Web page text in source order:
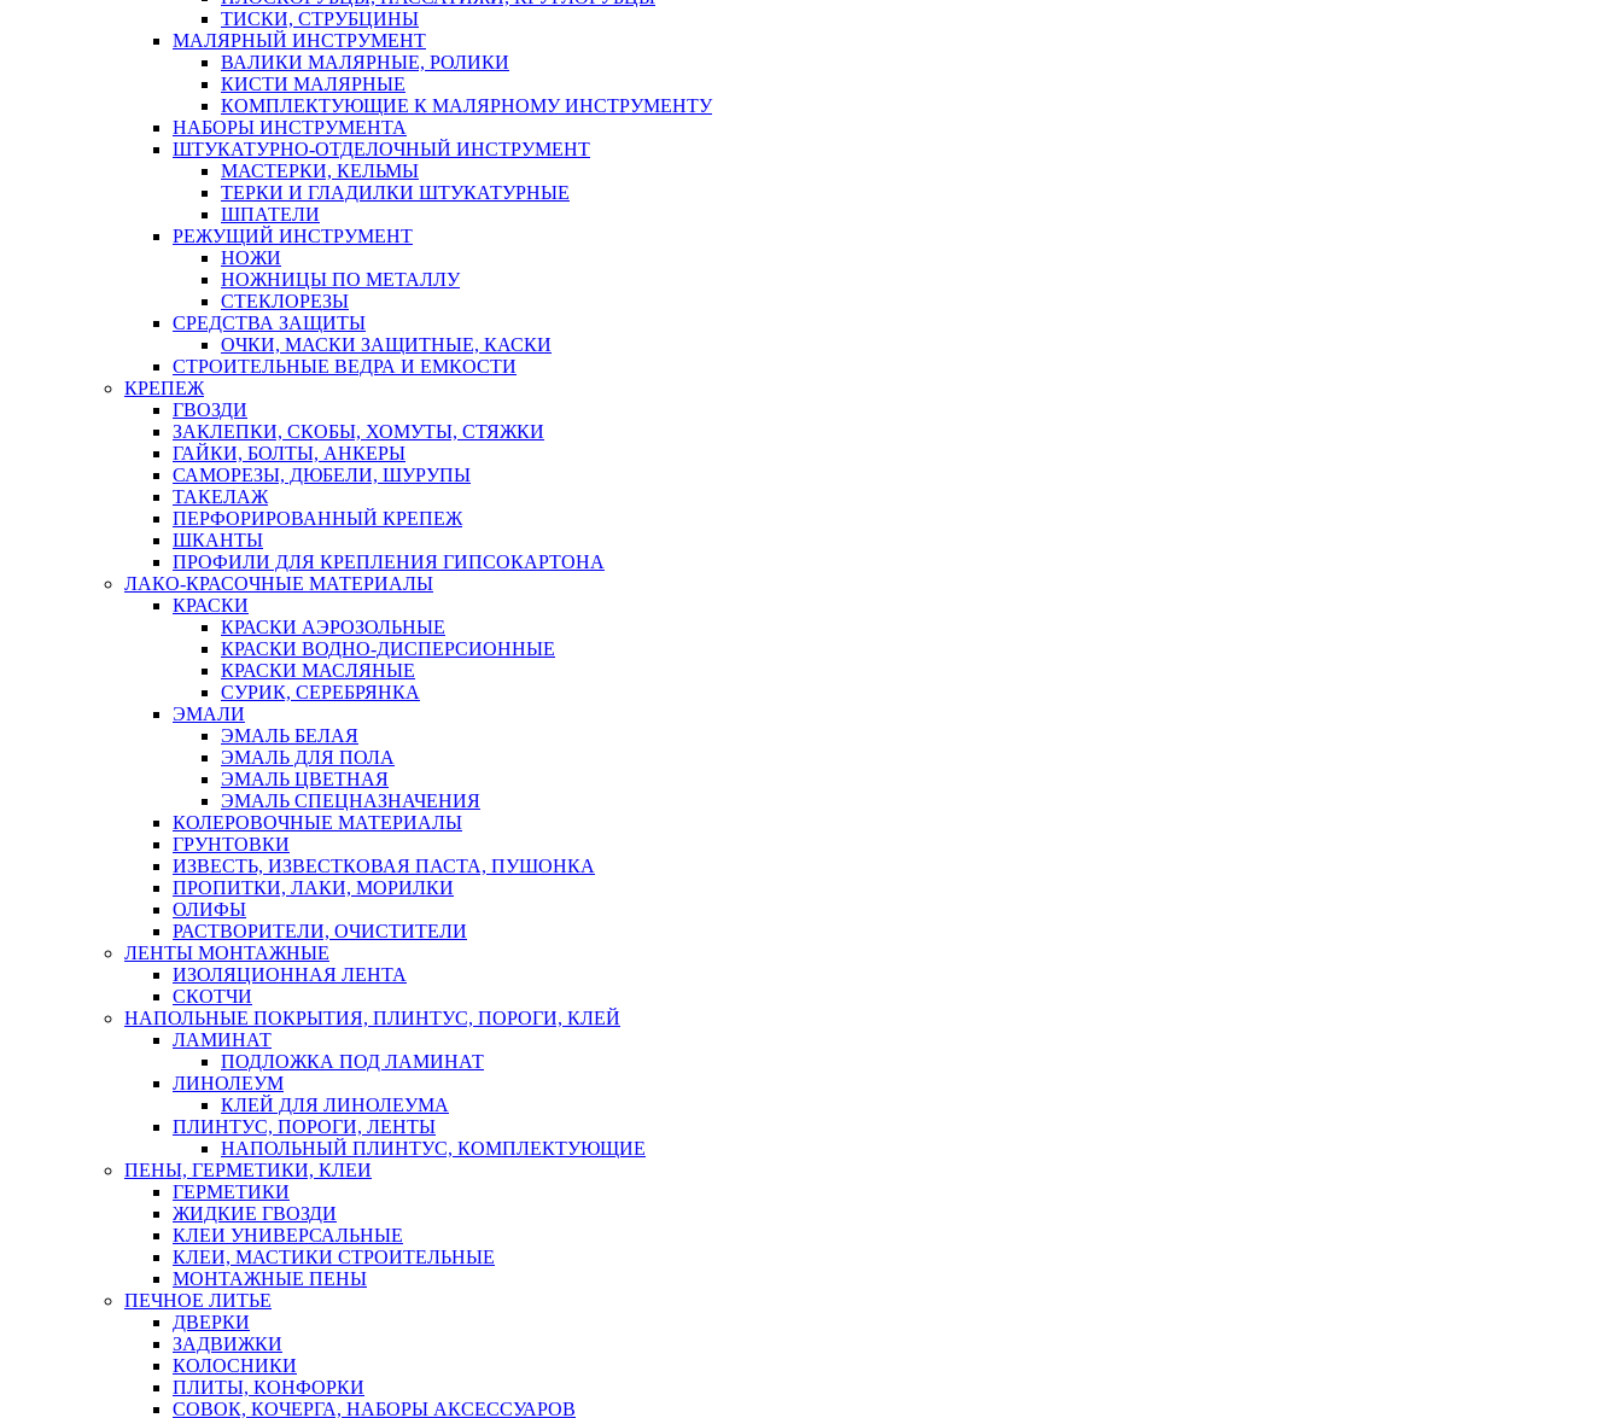
ТИСКИ, СТРУБЦИНЫ
МАЛЯРНЫЙ ИНСТРУМЕНТ
ВАЛИКИ МАЛЯРНЫЕ, РОЛИКИ
КИСТИ МАЛЯРНЫЕ
КОМПЛЕКТУЮЩИЕ К МАЛЯРНОМУ ИНСТРУМЕНТУ
НАБОРЫ ИНСТРУМЕНТА
ШТУКАТУРНО-ОТДЕЛОЧНЫЙ ИНСТРУМЕНТ
МАСТЕРКИ, КЕЛЬМЫ
ТЕРКИ И ГЛАДИЛКИ ШТУКАТУРНЫЕ
ШПАТЕЛИ
РЕЖУЩИЙ ИНСТРУМЕНТ
НОЖИ
НОЖНИЦЫ ПО МЕТАЛЛУ
СТЕКЛОРЕЗЫ
СРЕДСТВА ЗАЩИТЫ
ОЧКИ, МАСКИ ЗАЩИТНЫЕ, КАСКИ
СТРОИТЕЛЬНЫЕ ВЕДРА И ЕМКОСТИ
КРЕПЕЖ
ГВОЗДИ
ЗАКЛЕПКИ, СКОБЫ, ХОМУТЫ, СТЯЖКИ
ГАЙКИ, БОЛТЫ, АНКЕРЫ
САМОРЕЗЫ, ДЮБЕЛИ, ШУРУПЫ
ТАКЕЛАЖ
ПЕРФОРИРОВАННЫЙ КРЕПЕЖ
ШКАНТЫ
ПРОФИЛИ ДЛЯ КРЕПЛЕНИЯ ГИПСОКАРТОНА
ЛАКО-КРАСОЧНЫЕ МАТЕРИАЛЫ
КРАСКИ
КРАСКИ АЭРОЗОЛЬНЫЕ
КРАСКИ ВОДНО-ДИСПЕРСИОННЫЕ
КРАСКИ МАСЛЯНЫЕ
СУРИК, СЕРЕБРЯНКА
ЭМАЛИ
ЭМАЛЬ БЕЛАЯ
ЭМАЛЬ ДЛЯ ПОЛА
ЭМАЛЬ ЦВЕТНАЯ
ЭМАЛЬ СПЕЦНАЗНАЧЕНИЯ
КОЛЕРОВОЧНЫЕ МАТЕРИАЛЫ
ГРУНТОВКИ
ИЗВЕСТЬ, ИЗВЕСТКОВАЯ ПАСТА, ПУШОНКА
ПРОПИТКИ, ЛАКИ, МОРИЛКИ
ОЛИФЫ
РАСТВОРИТЕЛИ, ОЧИСТИТЕЛИ
ЛЕНТЫ МОНТАЖНЫЕ
ИЗОЛЯЦИОННАЯ ЛЕНТА
СКОТЧИ
НАПОЛЬНЫЕ ПОКРЫТИЯ, ПЛИНТУС, ПОРОГИ, КЛЕЙ
ЛАМИНАТ
ПОДЛОЖКА ПОД ЛАМИНАТ
ЛИНОЛЕУМ
КЛЕЙ ДЛЯ ЛИНОЛЕУМА
ПЛИНТУС, ПОРОГИ, ЛЕНТЫ
НАПОЛЬНЫЙ ПЛИНТУС, КОМПЛЕКТУЮЩИЕ
ПЕНЫ, ГЕРМЕТИКИ, КЛЕИ
ГЕРМЕТИКИ
ЖИДКИЕ ГВОЗДИ
КЛЕИ УНИВЕРСАЛЬНЫЕ
КЛЕИ, МАСТИКИ СТРОИТЕЛЬНЫЕ
МОНТАЖНЫЕ ПЕНЫ
ПЕЧНОЕ ЛИТЬЕ
ДВЕРКИ
ЗАДВИЖКИ
КОЛОСНИКИ
ПЛИТЫ, КОНФОРКИ
СОВОК, КОЧЕРГА, НАБОРЫ АКСЕССУАРОВ